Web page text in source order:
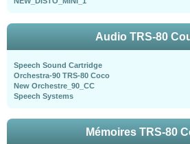
Audio TRS-80
Speech Sound Cartridge
Orchestra-90 TRS-80 Coco
New Orchestre_90_CC
Speech Systems
Mémoires TRS-80